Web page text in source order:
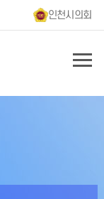
인천시의회